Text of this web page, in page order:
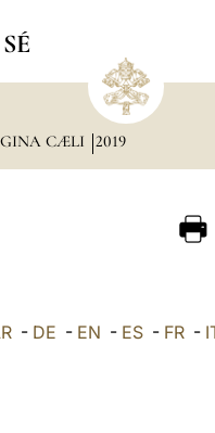
CÆLI 2019
- DE - EN - ES - FR -